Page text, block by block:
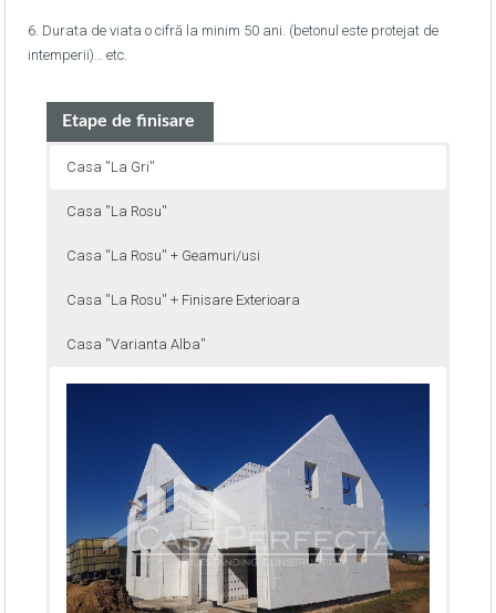
6. Durata de viata o cifră la minim 50 ani. (betonul este protejat de
intemperii)… etc.
Etape de finisare
Casa ''La Gri''
Casa ''La Rosu''
Casa ''La Rosu'' + Geamuri/usi
Casa ''La Rosu'' + Finisare Exterioara
Casa ''Varianta Alba''